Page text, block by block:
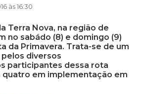
às 16:30
Terra Nova, na região de
no sabádo (8) e domingo (9)
da Primavera. Trata-se de um
diversos
participantes dessa rota
quatro em implementação em